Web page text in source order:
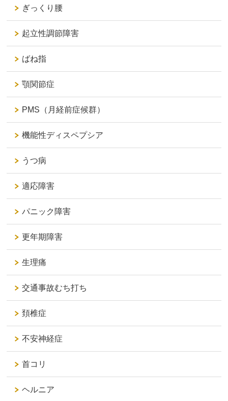
ぎっくり腰
起立性調節障害
ばね指
顎関節症
PMS（月経前症候群）
機能性ディスペプシア
うつ病
適応障害
パニック障害
更年期障害
生理痛
交通事故むち打ち
頚椎症
不安神経症
首コリ
ヘルニア